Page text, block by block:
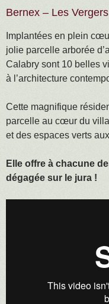
Bernex – Les
Implantées en plein
jolie parcelle arborée
Calabry sont 10 belles
à l’architecture
Cette magnifique
parcelle au cœur du
et des espaces verts
Elle offre à chacune
dégagée sur le jura !